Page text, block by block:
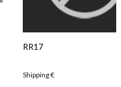
Shipping€